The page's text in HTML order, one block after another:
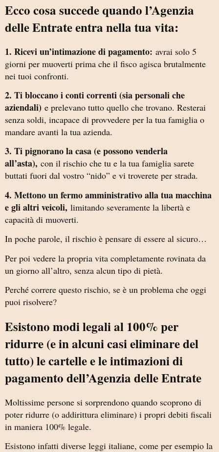
Ecco cosa succede quando l’Agenzia
delle Entrate entra nella tua vita:
1. Ricevi un’intimazione di pagamento: avrai solo 5
giorni per muoverti prima che il fisco agisca brutalmente
nei tuoi confronti.
2. Ti bloccano i conti correnti (sia personali che
aziendali) e prelevano tutto quello che trovano. Resterai
senza soldi, incapace di provvedere per la tua famiglia o
mandare avanti la tua azienda.
3. Ti pignorano la casa (e possono venderla
all’asta), con il rischio che tu e la tua famiglia sarete
buttati fuori dal vostro “nido” e vi troverete per strada.
4. Mettono un fermo amministrativo alla tua macchina
e gli altri veicoli, limitando severamente la libertà e
capacità di muoverti.
In poche parole, il rischio è pensare di essere al sicuro…
Per poi vedere la propria vita completamente rovinata da
un giorno all’altro, senza alcun tipo di pietà.
Perché correre questo rischio, se è un problema che oggi
puoi risolvere?
Esistono modi legali al 100% per
ridurre (e in alcuni casi eliminare del
tutto) le cartelle e le intimazioni di
pagamento dell’Agenzia delle Entrate
Moltissime persone si sorprendono quando scoprono di
poter ridurre (o addirittura eliminare) i propri debiti fiscali
in maniera 100% legale.
Esistono infatti diverse leggi italiane, come per esempio la